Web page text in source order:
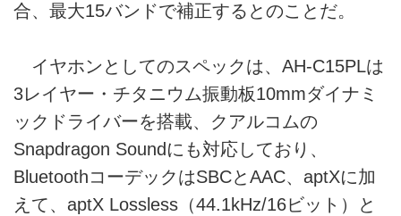
合、最大15バンドで補正するとのことだ。
イヤホンとしてのスペックは、AH-C15PLは
3レイヤー・チタニウム振動板10mmダイナミ
ックドライバーを搭載、クアルコムの
Snapdragon Soundにも対応しており、
BluetoothコーデックはSBCとAAC、aptXに加
えて、aptX Lossless（44.1kHz/16ビット）と